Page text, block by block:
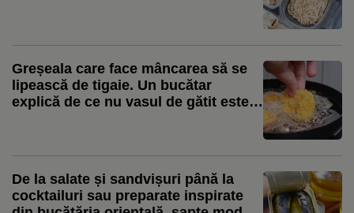
Greșeala care face mâncarea să se
lipească de tigaie. Un bucătar
explică de ce nu vasul de gătit este,
De la salate și sandvișuri până la
cocktailuri sau preparate inspirate